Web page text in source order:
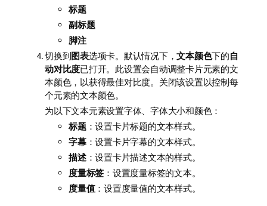
标题
副标题
脚注
切换到图表选项卡。默认情况下，文本颜色下的自
动对比度已打开。此设置会自动调整卡片元素的文
本颜色，以获得最佳对比度。关闭该设置以控制每
个元素的文本颜色。
为以下文本元素设置字体、字体大小和颜色：
标题：设置卡片标题的文本样式。
字幕：设置卡片字幕的文本样式。
描述：设置卡片描述文本的样式。
度量标签 ：设置度量标签的文本。
度量值：设置度量值的文本样式。